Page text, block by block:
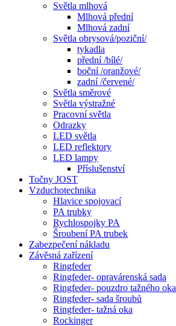
Světla mlhová
Mlhová přední
Mlhová zadní
Světla obrysová/poziční/
tykadla
přední /bílé/
boční /oranžové/
zadní /červené/
Světla směrové
Světla výstražné
Pracovní světla
Odrazky
LED světla
LED reflektory
LED lampy
Příslušenství
Točny JOST
Vzduchotechnika
Hlavice spojovací
PA trubky
Rychlospojky PA
Šroubení PA trubek
Zabezpečení nákladu
Závěsná zařízení
Ringfeder
Ringfeder- opravárenská sada
Ringfeder- pouzdro tažného oka
Ringfeder- sada šroubů
Ringfeder- tažná oka
Rockinger